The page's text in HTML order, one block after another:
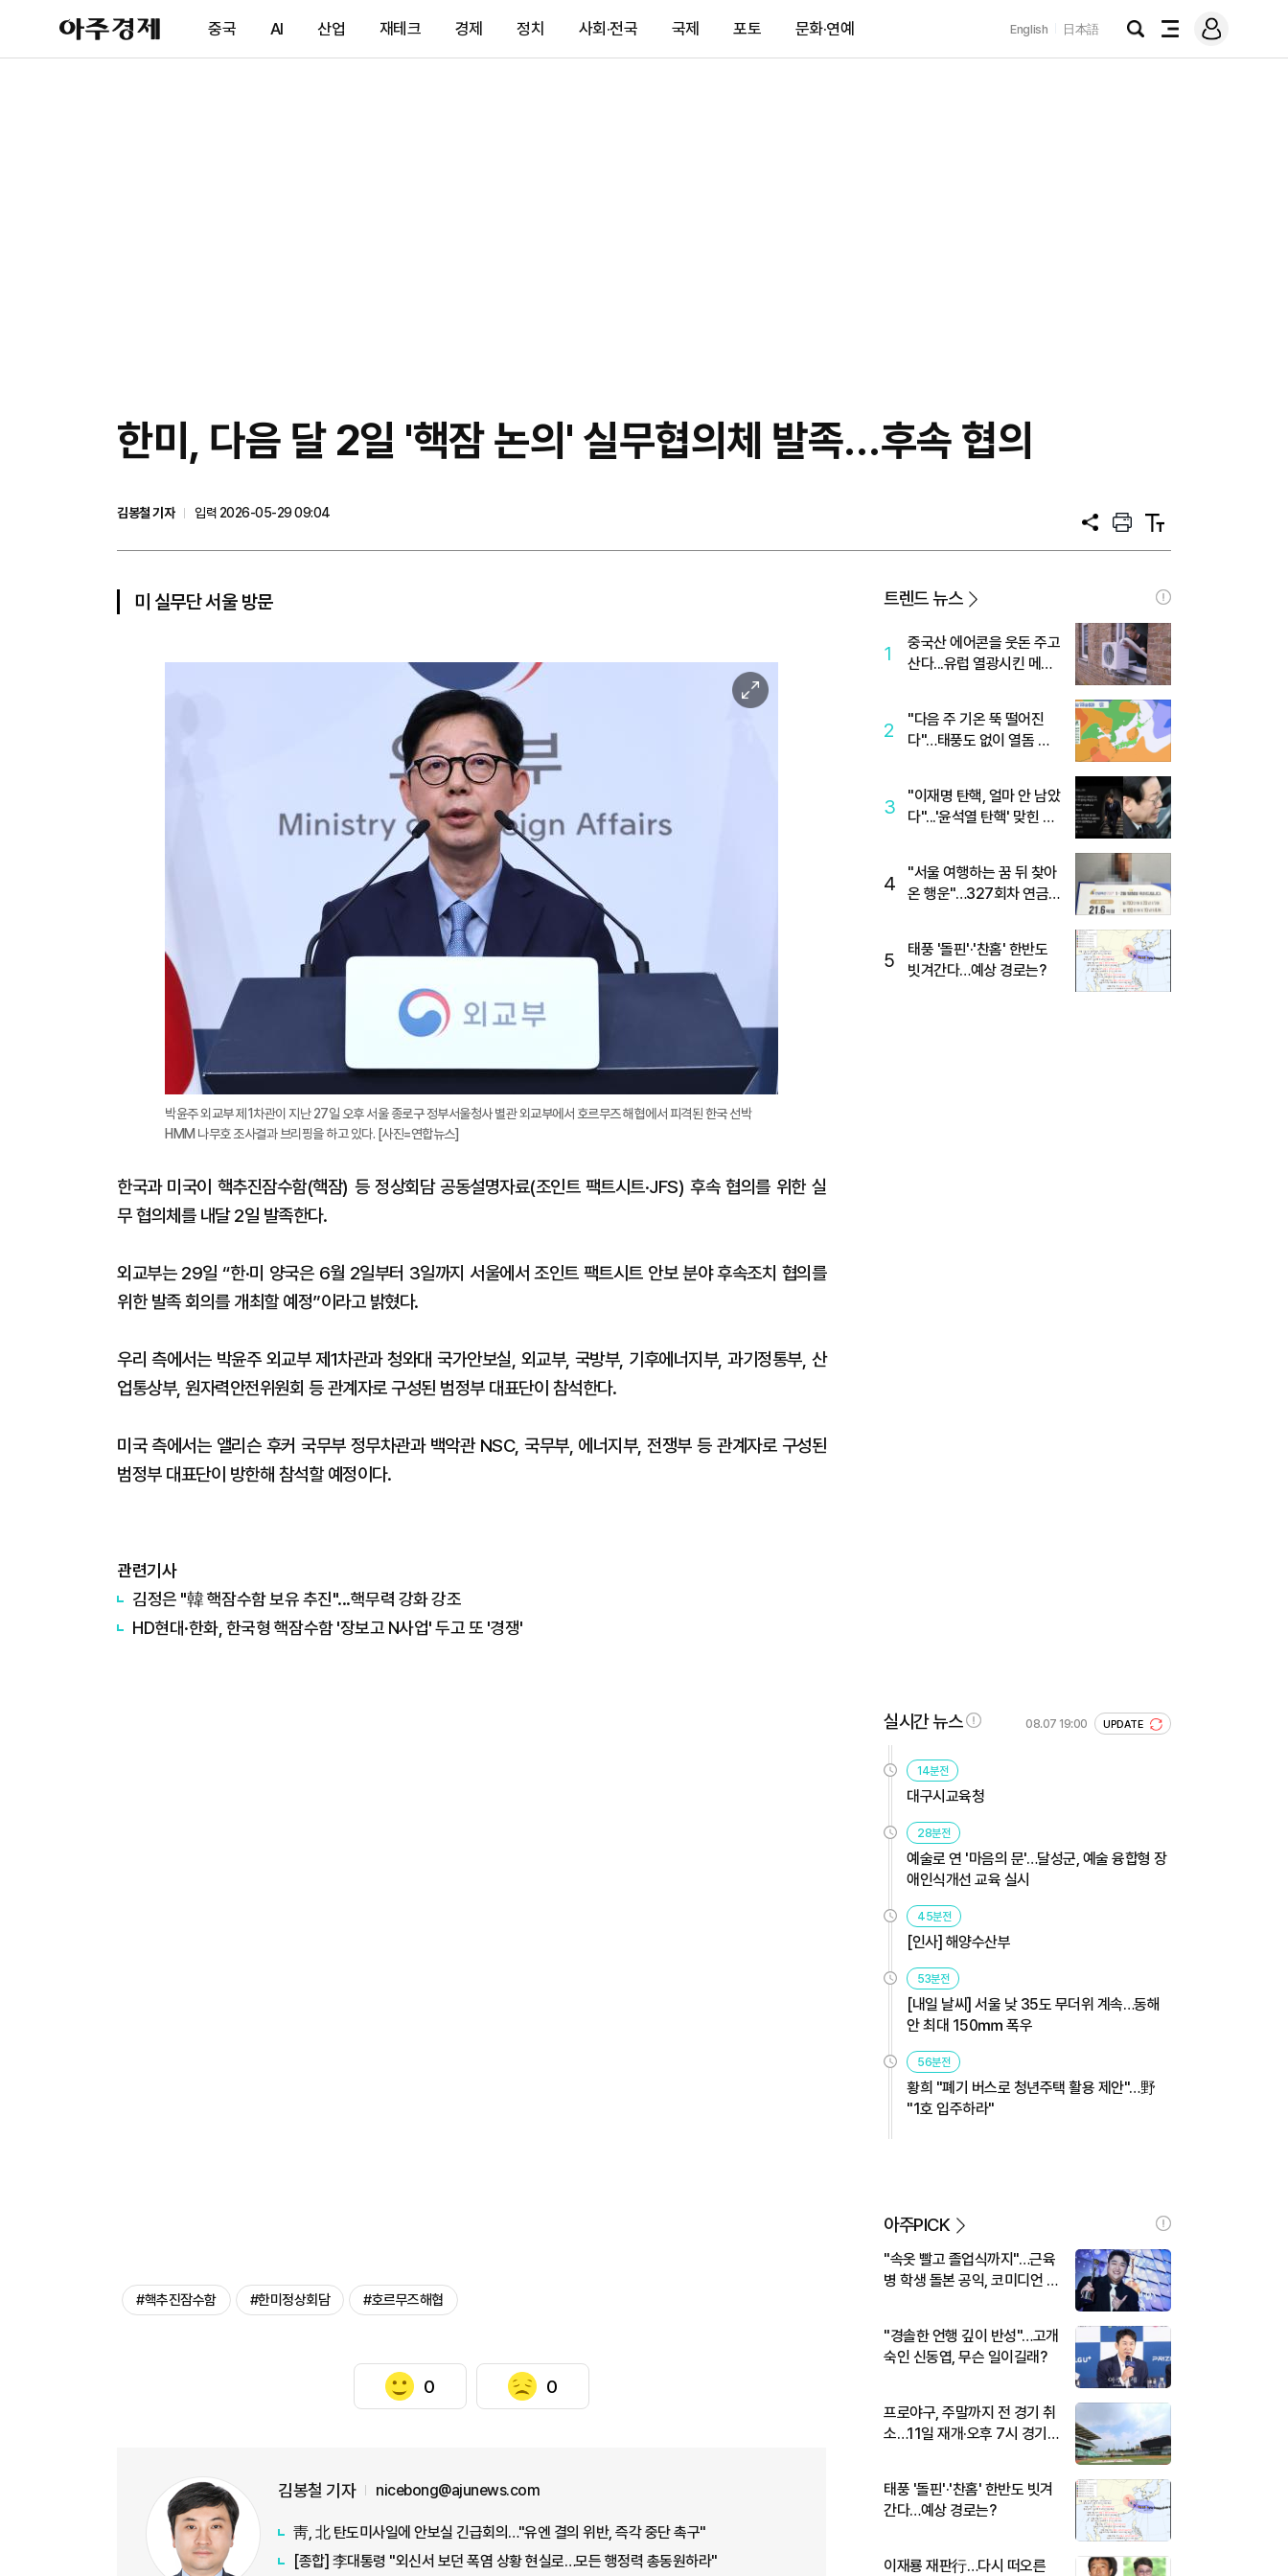
아
주
제
중국 AI 산업 재테크 경제 정치 사회·전국 국제 포토 문화·연예 English 日本語
검
전
메
그
한미, 다음 달 2일 '핵잠 논의' 실무협의체 발족…후속 협의
김봉철 기자
입력 2026-05-29 09:04
공
프
트
텍
트
미 실무단 서울 방문
이
미
박윤주 외교부 제1차관이 지난 27일 오후 서울 종로구 정부서울청사 별관 외교부에서 호르무즈 해협에서 피격된 한국 선박
HMM 나무호 조사결과 브리핑을 하고 있다. [사진=연합뉴스]
한국과 미국이 핵추진잠수함(핵잠) 등 정상회담 공동설명자료(조인트 팩트시트·JFS) 후속 협의를 위한 실
무 협의체를 내달 2일 발족한다.
외교부는 29일 “한·미 양국은 6월 2일부터 3일까지 서울에서 조인트 팩트시트 안보 분야 후속조치 협의를
위한 발족 회의를 개최할 예정”이라고 밝혔다.
우리 측에서는 박윤주 외교부 제1차관과 청와대 국가안보실, 외교부, 국방부, 기후에너지부, 과기정통부, 산
업통상부, 원자력안전위원회 등 관계자로 구성된 범정부 대표단이 참석한다.
미국 측에서는 앨리슨 후커 국무부 정무차관과 백악관 NSC, 국무부, 에너지부, 전쟁부 등 관계자로 구성된
범정부 대표단이 방한해 참석할 예정이다.
관련기사
김정은 "韓 핵잠수함 보유 추진"...핵무력 강화 강조
HD현대·한화, 한국형 핵잠수함 '장보고 N사업' 두고 또 '경쟁'
#핵추진잠수함 #한미정상회담 #호르무즈해협
0 0
김봉철 기자 nicebong@ajunews.com
靑, 北 탄도미사일에 안보실 긴급회의…"유엔 결의 위반, 즉각 중단 촉구"
[종합] 李대통령 "외신서 보던 폭염 상황 현실로…모든 행정력 총동원하라"
트렌드 뉴스
1
중국산 에어콘을 웃돈 주고
산다...유럽 열광시킨 메이
2
"다음 주 기온 뚝 떨어진
다"…태풍도 없이 열돔 박
3
"이재명 탄핵, 얼마 안 남았
다"...'윤석열 탄핵' 맞힌 무
4
"서울 여행하는 꿈 뒤 찾아
온 행운"…327회차 연금
5
태풍 '돌핀'·'찬홈' 한반도
빗겨간다…예상 경로는?
실시간 뉴스 08.07 19:00 UPDATE
14분전
대구시교육청
28분전
예술로 연 '마음의 문'…달성군, 예술 융합형 장
애인식개선 교육 실시
45분전
[인사] 해양수산부
53분전
[내일 날씨] 서울 낮 35도 무더위 계속…동해
안 최대 150㎜ 폭우
56분전
황희 "폐기 버스로 청년주택 활용 제안"…野
"1호 입주하라"
아주PICK
"속옷 빨고 졸업식까지"…근육
병 학생 돌본 공익, 코미디언 김
"경솔한 언행 깊이 반성"…고개
숙인 신동엽, 무슨 일이길래?
프로야구, 주말까지 전 경기 취
소…11일 재개·오후 7시 경기
태풍 '돌핀'·'찬홈' 한반도 빗겨
간다…예상 경로는?
이재룡 재판行…다시 떠오른